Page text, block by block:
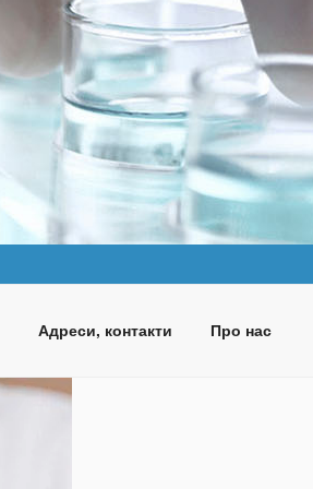
Адреси, контакти Про нас